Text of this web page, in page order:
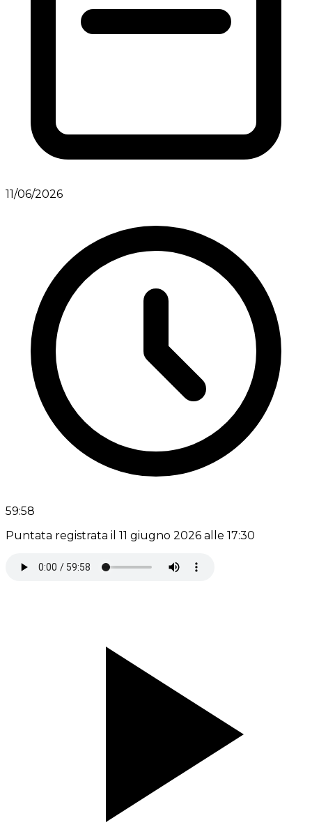
11/06/2026
59:58
Puntata registrata il 11 giugno 2026 alle 17:30